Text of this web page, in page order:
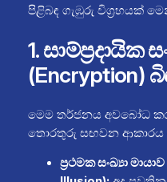
පිළිබඳ ගැඹුරු විග්‍රහයක්
1.
(Encryption)
මෙම තර්ජනය අවබෝධ
තොරතුරු සඟවන ආකාරය
ප්‍රථමක සංඛ්‍යා